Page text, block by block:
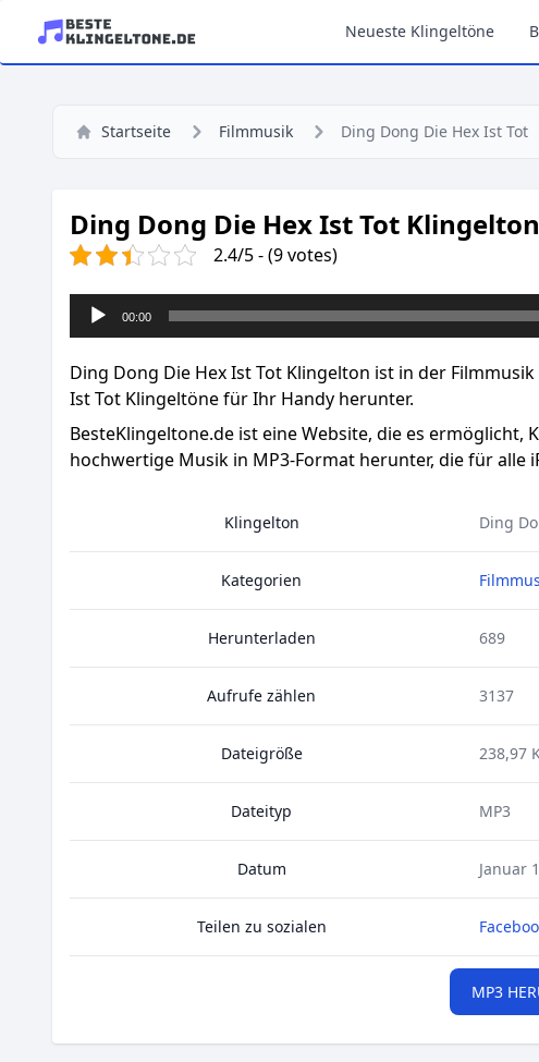
Neueste Klingeltöne
Startseite Filmmusik Ding Dong Die Hex Ist Tot
Ding Dong Die Hex Ist Tot
2.4/5 - (9 votes)
Audio-
Player
00:00
Ding Dong Die Hex Ist Tot Klingelton ist in der
Ist Tot Klingeltöne für Ihr Handy herunter.
BesteKlingeltone.de ist eine Website, die es ermöglicht,
hochwertige Musik in MP3-Format herunter, die für alle
Klingelton Ding
Kategorien
Herunterladen 689
Aufrufe zählen 3137
Dateigröße 238,97
Dateityp MP3
Datum Januar
Teilen zu sozialen
MP3